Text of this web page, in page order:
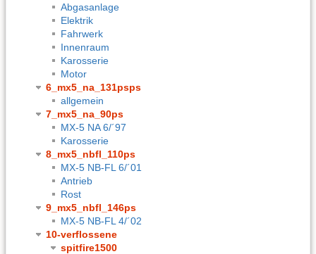
Abgasanlage
Elektrik
Fahrwerk
Innenraum
Karosserie
Motor
6_mx5_na_131psps
allgemein
7_mx5_na_90ps
MX-5 NA 6/´97
Karosserie
8_mx5_nbfl_110ps
MX-5 NB-FL 6/´01
Antrieb
Rost
9_mx5_nbfl_146ps
MX-5 NB-FL 4/´02
10-verflossene
spitfire1500